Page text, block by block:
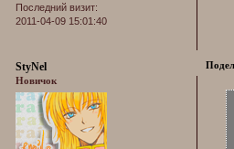
Последний визит:
2011-04-09 15:01:40
StyNel
Новичок